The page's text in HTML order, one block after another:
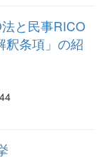
と民事RICO
釈条項」の紹